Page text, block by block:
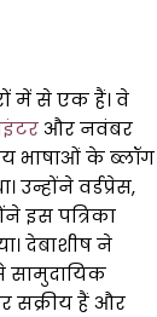
में से एक हैं। वे
और नवंबर
भाषाओं के ब्लॉग
उन्होंने वर्डप्रेस,
इस पत्रिका
देबाशीष ने
सामुदायिक
सक्रीय हैं और